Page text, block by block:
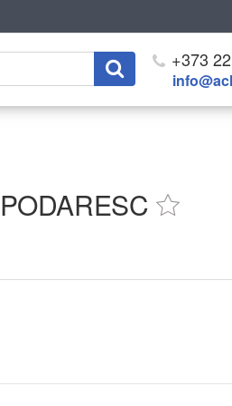
+373